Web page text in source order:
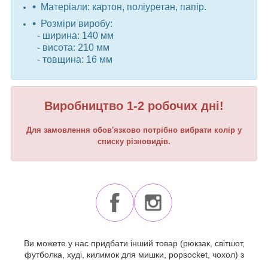
Матеріали: картон, поліуретан, папір.
Розміри виробу:
- ширина: 140 мм
- висота: 210 мм
- товщина: 16 мм
Виробництво 1-2 робочих дні!
Для замовлення обов'язково потрібно вибрати колір у
списку різновидів.
Ви можете у нас придбати інший товар (рюкзак, світшот,
футболка, худі, килимок для мишки, popsocket, чохол) з